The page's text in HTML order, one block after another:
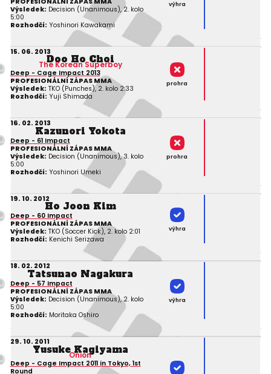
Výsledek: Decision (Unanimous), 2. kolo
5:00
Rozhodčí: Yoshinori Kawakami
výhra
15. 06. 2013
Doo Ho Choi
The Korean Superboy
Deep - Cage Impact 2013
PROFESIONÁLNÍ ZÁPAS MMA
Výsledek: TKO (Punches), 2. kolo 2:33
Rozhodčí: Yuji Shimada
prohra
16. 02. 2013
Kazunori Yokota
Deep - 61 Impact
PROFESIONÁLNÍ ZÁPAS MMA
Výsledek: Decision (Unanimous), 3. kolo
5:00
Rozhodčí: Yoshinori Umeki
prohra
19. 10. 2012
Ho Joon Kim
Deep - 60 Impact
PROFESIONÁLNÍ ZÁPAS MMA
Výsledek: TKO (Soccer Kick), 2. kolo 2:01
Rozhodčí: Kenichi Serizawa
výhra
18. 02. 2012
Tatsunao Nagakura
Deep - 57 Impact
PROFESIONÁLNÍ ZÁPAS MMA
Výsledek: Decision (Unanimous), 2. kolo
5:00
Rozhodčí: Moritaka Oshiro
výhra
29. 10. 2011
Yusuke Kagiyama
Onion
Deep - Cage Impact 2011 in Tokyo, 1st
Round